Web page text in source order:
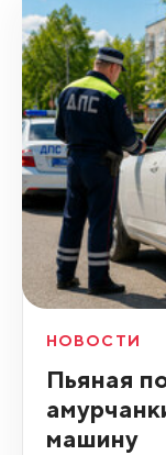
НОВОСТИ
Пьяная
машину